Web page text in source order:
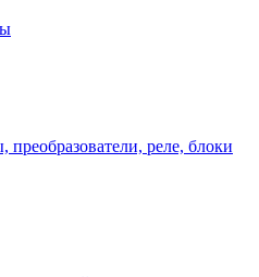
преобразователи, реле, блоки